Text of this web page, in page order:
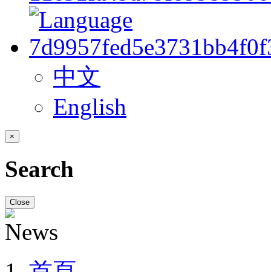
中文
English
×
Search
Close